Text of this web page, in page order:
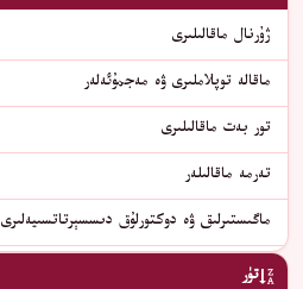
ژۇرنال ماقالىلىرى
ماقالە توپلاملىرى ۋە مەجمۇئەلەر
تور بەت ماقالىلىرى
تەرمە ماقالىلەر
ماگىستىرلىق ۋە دوكتورلۇق دىسسېرتاتسىيەلىرى
تۈر